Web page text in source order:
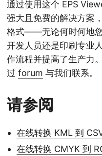
通过使用这个 EPS
强大且免费的解决方案
格式——无论何时何地您
开发人员还是印刷专业
作流程并提高了生产力
过 forum 与我们联系。
请参阅
在线转换 KML 到
在线转换 CMYK 到